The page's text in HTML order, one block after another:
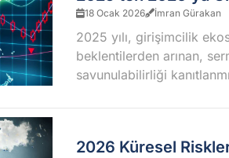
18 Ocak 2026 İmran Gürakan
2025 yılı, girişimcilik
beklentilerden arınan,
savunulabilirliği
2026 Küresel